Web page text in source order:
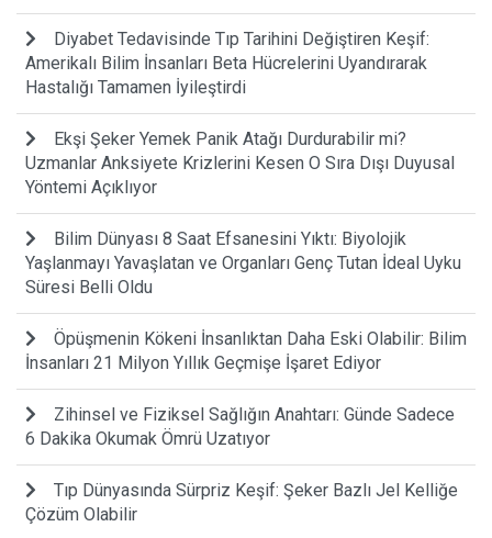
Diyabet Tedavisinde Tıp Tarihini Değiştiren Keşif:
Amerikalı Bilim İnsanları Beta Hücrelerini Uyandırarak
Hastalığı Tamamen İyileştirdi
Ekşi Şeker Yemek Panik Atağı Durdurabilir mi?
Uzmanlar Anksiyete Krizlerini Kesen O Sıra Dışı Duyusal
Yöntemi Açıklıyor
Bilim Dünyası 8 Saat Efsanesini Yıktı: Biyolojik
Yaşlanmayı Yavaşlatan ve Organları Genç Tutan İdeal Uyku
Süresi Belli Oldu
Öpüşmenin Kökeni İnsanlıktan Daha Eski Olabilir: Bilim
İnsanları 21 Milyon Yıllık Geçmişe İşaret Ediyor
Zihinsel ve Fiziksel Sağlığın Anahtarı: Günde Sadece
6 Dakika Okumak Ömrü Uzatıyor
Tıp Dünyasında Sürpriz Keşif: Şeker Bazlı Jel Kelliğe
Çözüm Olabilir